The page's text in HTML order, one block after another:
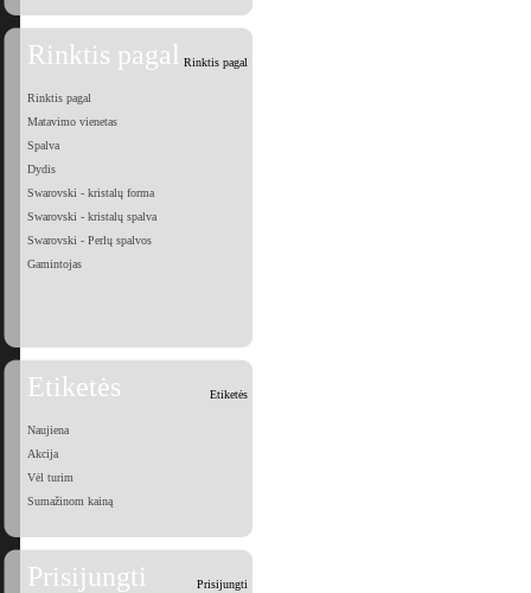
Rinktis pagal Rinktis pagal
Rinktis pagal
Matavimo vienetas
Spalva
Dydis
Swarovski - kristalų forma
Swarovski - kristalų spalva
Swarovski - Perlų spalvos
Gamintojas
Etiketės Etiketės
Naujiena
Akcija
Vėl turim
Sumažinom kainą
Prisijungti Prisijungti